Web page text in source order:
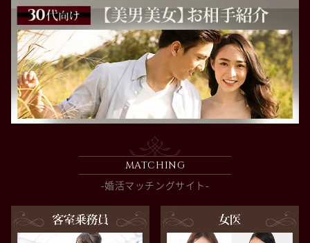
MATCHING
-婚活マッチングサイト-